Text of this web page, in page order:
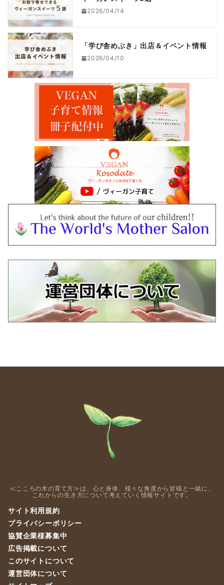
2026/04/14
「学び舎めぶき」出店＆イベント情報
2026/04/10
≪こころの木の育て方≫は、心と身体、様々な角度から皆様と一緒に、
これからの生き方について考えていく情報サイトです。
サイト利用規約
プライバシーポリシー
協賛企業様募集中
広告掲載について
このサイトについて
運営団体について